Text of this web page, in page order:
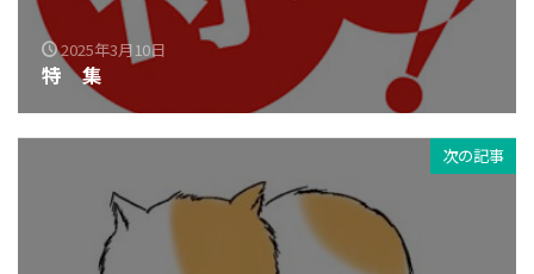
2025年3月10日
特 集
次の記事